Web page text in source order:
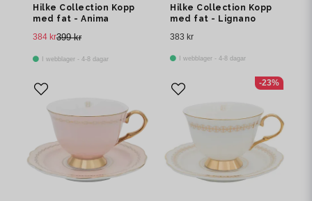
Hilke Collection Kopp
med fat - Anima
399 kr
384 kr
I webblager - 4-8 dagar
Hilke Collection Kopp
med fat - Lignano
383 kr
I webblager - 4-8 dagar
-23%